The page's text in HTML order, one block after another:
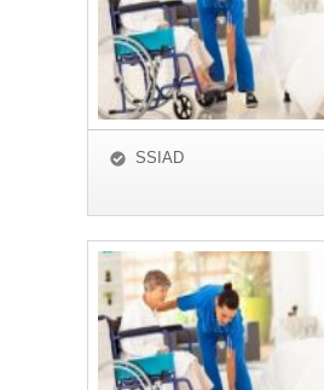
SSIAD